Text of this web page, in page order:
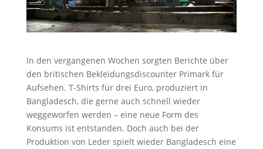
In den vergangenen Wochen sorgten Berichte über
den britischen Bekleidungsdiscounter Primark für
Aufsehen. T-Shirts für drei Euro, produziert in
Bangladesch, die gerne auch schnell wieder
weggeworfen werden – eine neue Form des
Konsums ist entstanden. Doch auch bei der
Produktion von Leder spielt wieder Bangladesch eine